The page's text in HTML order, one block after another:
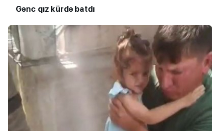
Gənc qız kürdə batdı